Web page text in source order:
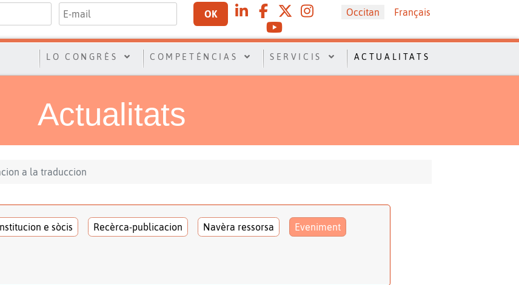
OK Sélectionnez votre langue
Occitan Français
LO CONGRÈS COMPETÉNCIAS SERVICIS ACTUALITATS
Actualitats
a la traduccion
e sòcis Recèrca-publicacion Navèra ressorsa Eveniment